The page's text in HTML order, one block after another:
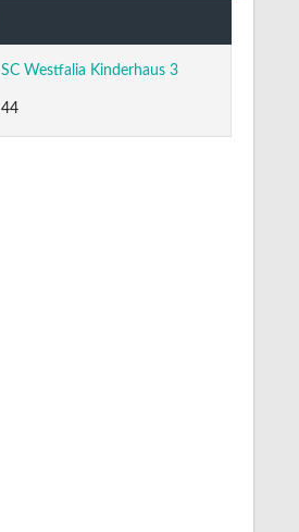
SC Westfalia Kinderhaus 3
44